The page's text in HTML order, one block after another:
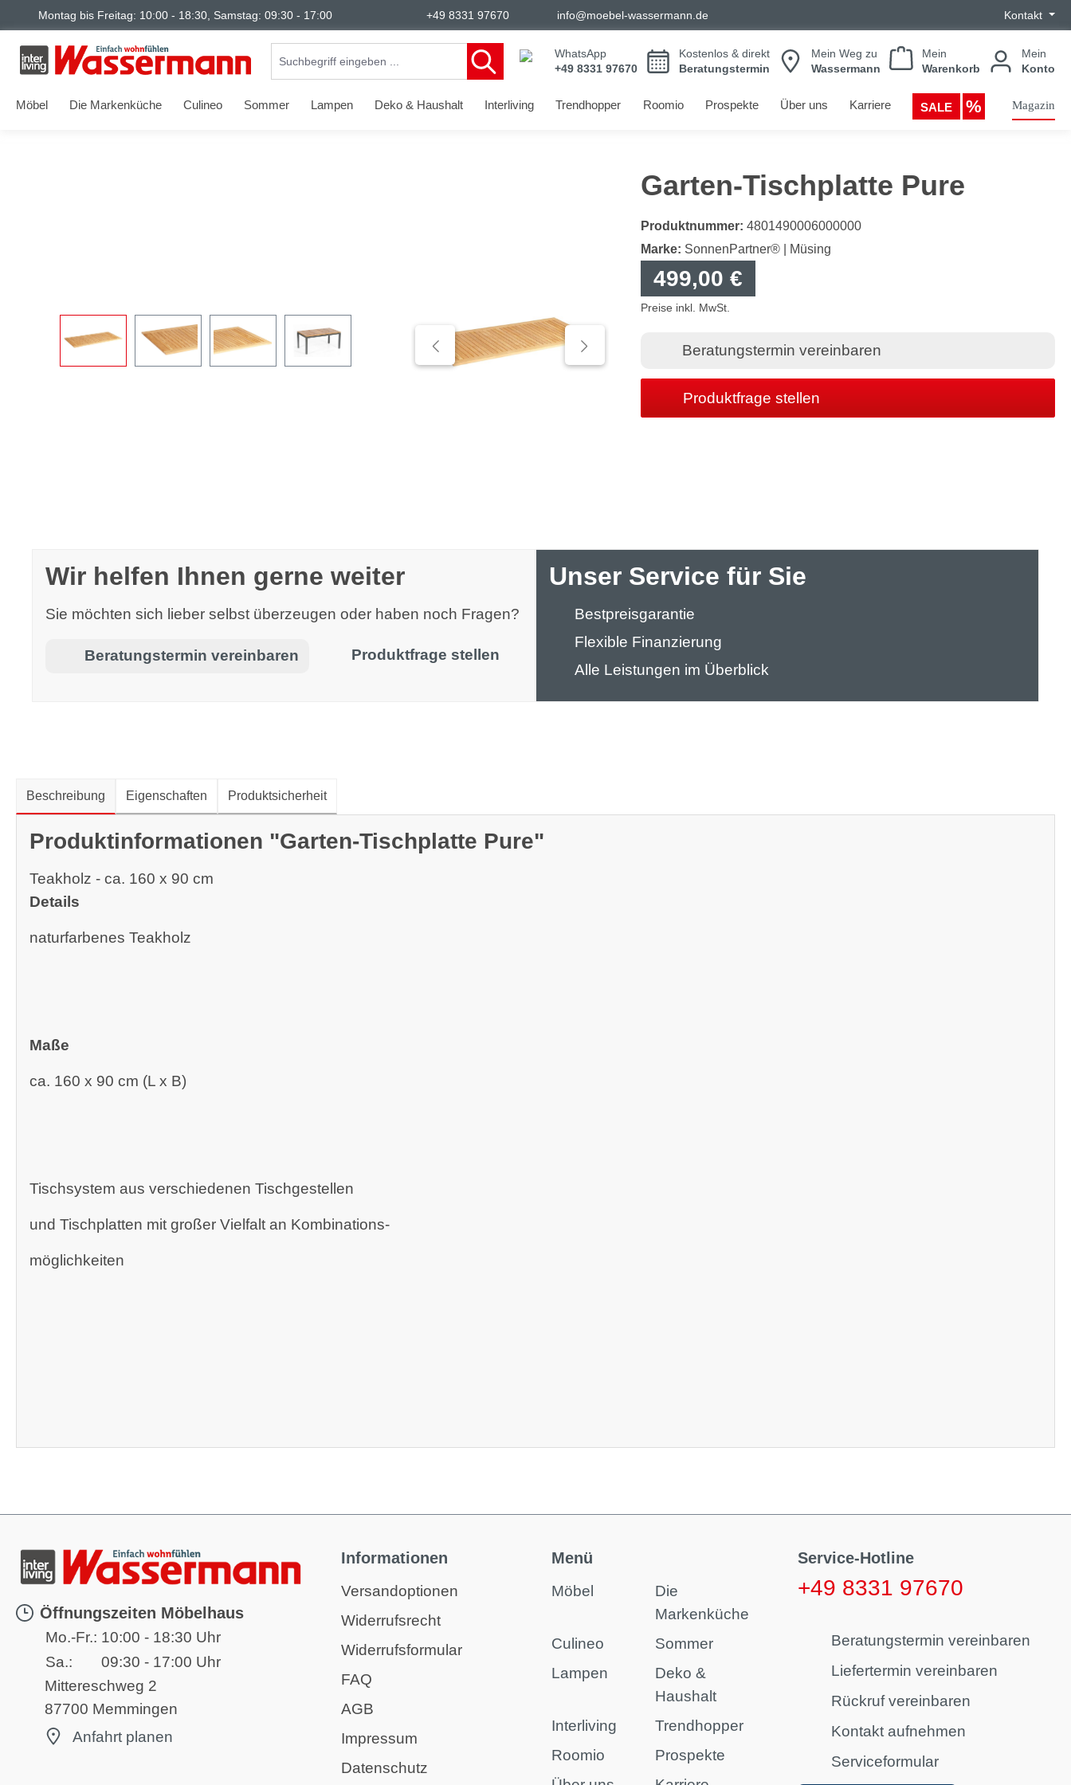
Zur Hauptnavigation springen
Montag bis Freitag: 10:00 - 18:30, Samstag: 09:30 - 17:00 +49 8331 97670 info@moebel-wassermann.de Kontakt
WhatsApp
+49 8331 97670
Kostenlos & direkt
Beratungstermin
Mein Weg zu
Wassermann
Mein
Warenkorb
Mein
Konto
Möbel Die Markenküche Culineo Sommer Lampen Deko & Haushalt Interliving Trendhopper Roomio Prospekte Über uns Karriere SALE Magazin
Garten-Tischplatte Pure
Produktnummer: 4801490006000000
Marke: SonnenPartner® | Müsing
499,00 €
Preise inkl. MwSt.
Beratungstermin vereinbaren
Produktfrage stellen
Unser Service für Sie
Bestpreisgarantie
Flexible Finanzierung
Alle Leistungen im Überblick
Wir helfen Ihnen gerne weiter
Sie möchten sich lieber selbst überzeugen oder haben noch Fragen?
Beratungstermin vereinbaren Produktfrage stellen
Beschreibung Eigenschaften Produktsicherheit
Produktinformationen "Garten-Tischplatte Pure"
Teakholz - ca. 160 x 90 cm
Details
naturfarbenes Teakholz
Maße
ca. 160 x 90 cm (L x B)
Tischsystem aus verschiedenen Tischgestellen
und Tischplatten mit großer Vielfalt an Kombinations-
möglichkeiten
Öffnungszeiten Möbelhaus
Mo.-Fr.: 10:00 - 18:30 Uhr
Sa.:
09:30 - 17:00 Uhr
Mittereschweg 2
87700 Memmingen
Anfahrt planen
Informationen
Versandoptionen
Widerrufsrecht
Widerrufsformular
FAQ
AGB
Impressum
Datenschutz
Menü
Möbel
Die
Markenküche
Culineo
Sommer
Lampen
Deko &
Haushalt
Interliving
Trendhopper
Roomio
Prospekte
Service-Hotline
+49 8331 97670
Beratungstermin vereinbaren
Liefertermin vereinbaren
Rückruf vereinbaren
Kontakt aufnehmen
Serviceformular